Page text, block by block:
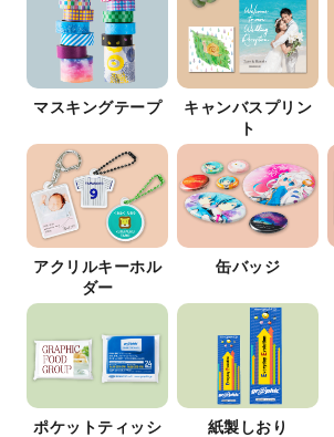
マスキングテープ
キャンバスプリン
ト
アクリルキーホル
ダー
缶バッジ
ポケットティッシ
紙製しおり